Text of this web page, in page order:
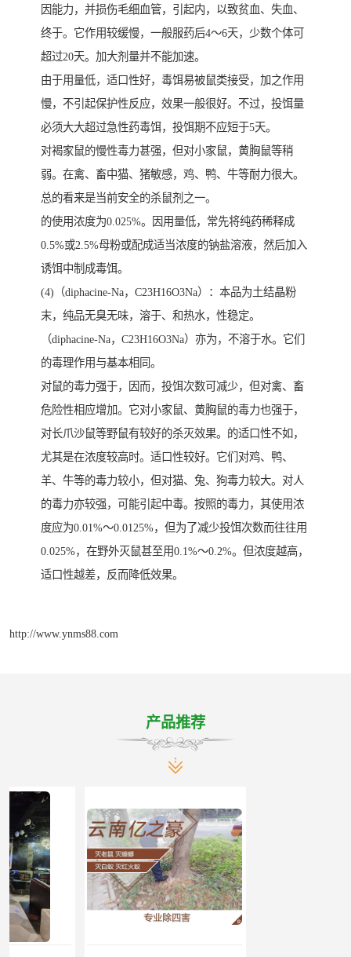
因能力，并损伤毛细血管，引起内，以致贫血、失血、
终于。它作用较缓慢，一般服药后4～6天，少数个体可
超过20天。加大剂量并不能加速。
由于用量低，适口性好，毒饵易被鼠类接受，加之作用
慢，不引起保护性反应，效果一般很好。不过，投饵量
必须大大超过急性药毒饵，投饵期不应短于5天。
对褐家鼠的慢性毒力甚强，但对小家鼠，黄胸鼠等稍
弱。在禽、畜中猫、猪敏感，鸡、鸭、牛等耐力很大。
总的看来是当前安全的杀鼠剂之一。
的使用浓度为0.025%。因用量低，常先将纯药稀释成
0.5%或2.5%母粉或配成适当浓度的钠盐溶液，然后加入
诱饵中制成毒饵。
(4)（diphacine-Na，C23H16O3Na）：本品为土结晶粉
末，纯品无臭无味，溶于、和热水，性稳定。
（diphacine-Na，C23H16O3Na）亦为，不溶于水。它们
的毒理作用与基本相同。
对鼠的毒力强于，因而，投饵次数可减少，但对禽、畜
危险性相应增加。它对小家鼠、黄胸鼠的毒力也强于，
对长爪沙鼠等野鼠有较好的杀灭效果。的适口性不如，
尤其是在浓度较高时。适口性较好。它们对鸡、鸭、
羊、牛等的毒力较小，但对猫、兔、狗毒力较大。对人
的毒力亦较强，可能引起中毒。按照的毒力，其使用浓
度应为0.01%～0.0125%，但为了减少投饵次数而往往用
0.025%，在野外灭鼠甚至用0.1%～0.2%。但浓度越高，
适口性越差，反而降低效果。
http://www.ynms88.com
产品推荐